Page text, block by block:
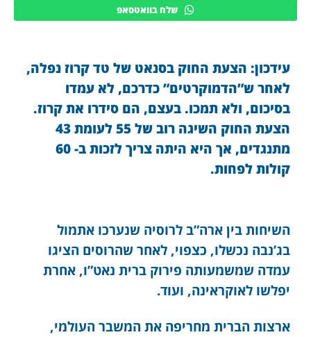
שלח בוואטסאפ
עידכון: הצעת החוק בסנאט של טד קרוז נפלה,
לאחר ש”הדמוקרטים” כדרכם, לא עמדו
בסיכום, ולא תמכו. בעצם, הם סידרו את קרוז.
הצעת החוק השיגה רוב של 55 לעומת 43
מתנגדים, אך היא היתה צריך לזכות ב- 60
קולות לפחות.
השיחות בין ארה”ב לרוסיה שנערכו אתמול
בג’נבה נכשלו, כצפוי, לאחר שהרוסים הציגו
עמדה שמשמעותה פירוק ברית נאט”ו, אחרת
יפלשו לאוקראינה, ועוד.
ארצות הברית מחריפה את המשבר העולמי,